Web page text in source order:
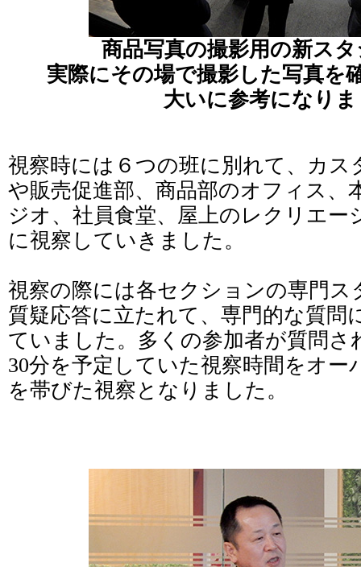
商品写真の撮影用の新ス
実際にその場で撮影した写真を
大いに参考になり
視察時には６つの班に別れて、カス
や販売促進部、商品部のオフィス、
ジオ、社員食堂、屋上のレクリエー
に視察していきました。
視察の際には各セクションの専門ス
質疑応答に立たれて、専門的な質問
ていました。多くの参加者が質問さ
30分を予定していた視察時間をオー
を帯びた視察となりました。